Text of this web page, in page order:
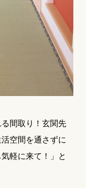
間取り！玄関先
空間を通さずに
軽に来て！」と